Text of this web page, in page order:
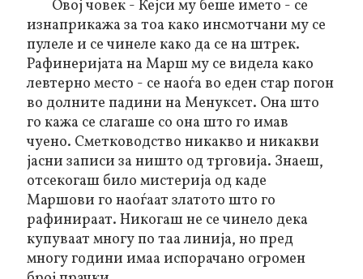
Овој човек - Кејси му беше името - се
изнаприкажа за тоа како инсмотчани му се
пулеле и се чинеле како да се на штрек.
Рафинеријата на Марш му се видела како
левтерно место - се наоѓа во еден стар погон
во долните падини на Менуксет. Она што
го кажа се слагаше со она што го имав
чуено. Сметководство никакво и никакви
јасни записи за ништо од трговија. Знаеш,
отсекогаш било мистерија од каде
Маршови го наоѓаат златото што го
рафинираат. Никогаш не се чинело дека
купуваат многу по таа линија, но пред
многу години имаа испорачано огромен